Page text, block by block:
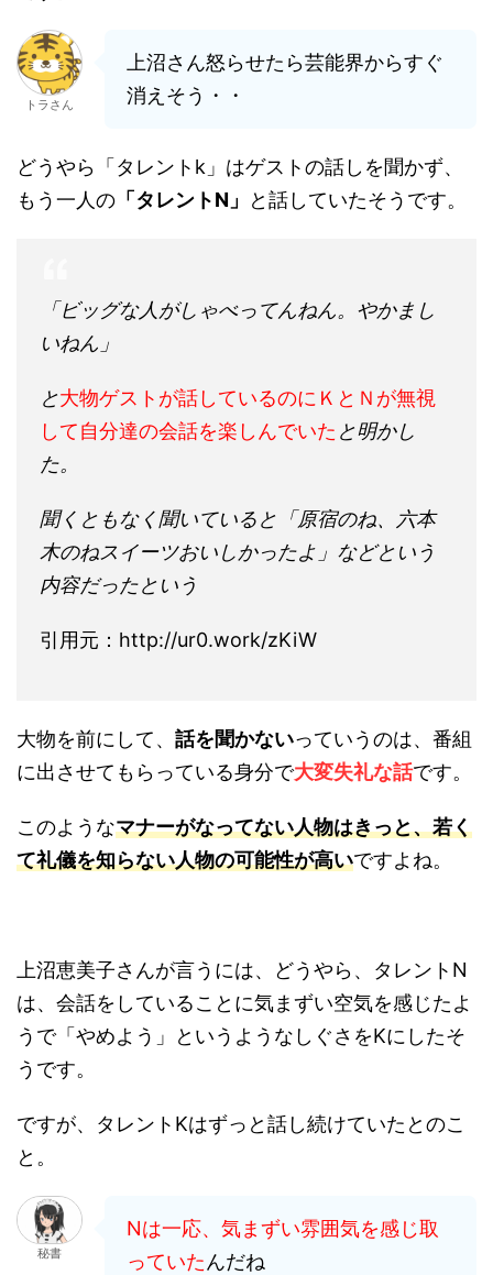
トラさん
上沼さん怒らせたら芸能界からすぐ
消えそう・・
どうやら「タレントk」はゲストの話しを聞かず、
もう一人の 「タレントN」 と話していたそうです。
「ビッグな人がしゃべってんねん。やかまし
いねん」
と大物ゲストが話しているのにＫとＮが無視
して自分達の会話を楽しんでいた と明かし
た。
聞くともなく聞いていると「原宿のね、六本
木のねスイーツおいしかったよ」などという
内容だったという
引用元：http://ur0.work/zKiW
大物を前にして、 話を聞かないっていうのは、番組
に出させてもらっている身分で大変失礼な話です。
このようなマナーがなってない人物はきっと、若く
て礼儀を知らない人物の可能性が高いですよね。
上沼恵美子さんが言うには、どうやら、タレントN
は、会話をしていることに気まずい空気を感じたよ
うで「やめよう」というようなしぐさをKにしたそ
うです。
ですが、タレントKはずっと話し続けていたとのこ
と。
秘書
Nは一応、気まずい雰囲気を感じ取
っていたんだね